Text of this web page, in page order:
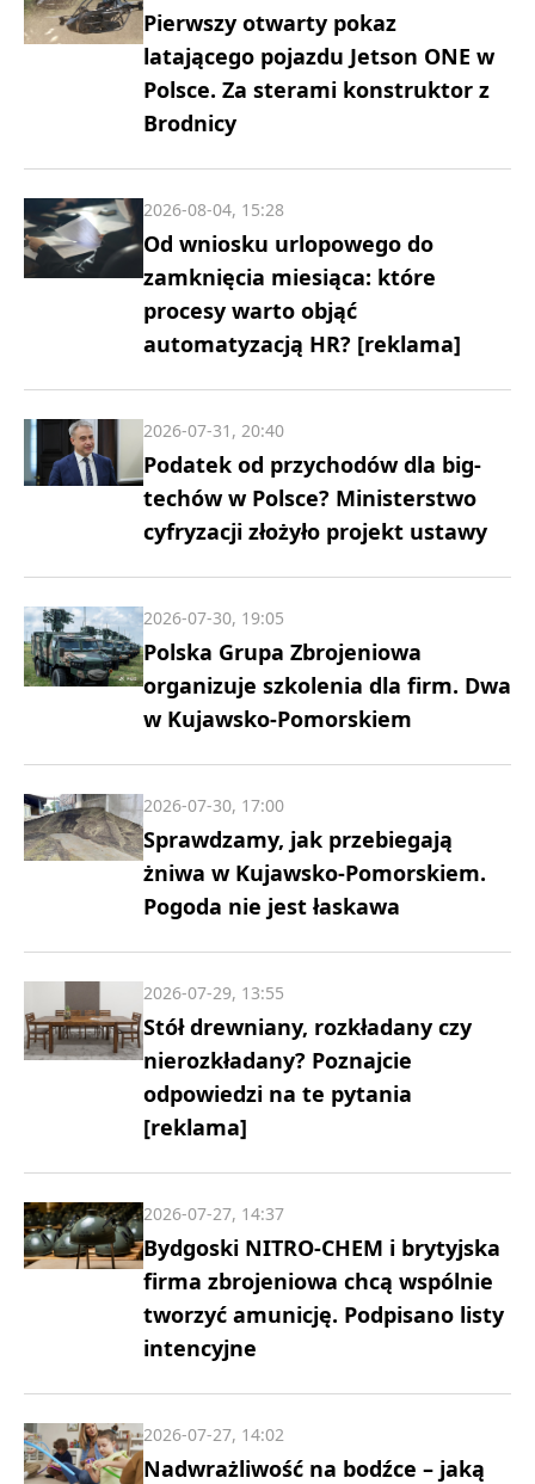
Pierwszy otwarty pokaz
latającego pojazdu Jetson ONE w
Polsce. Za sterami konstruktor z
Brodnicy
Od wniosku urlopowego do
zamknięcia miesiąca: które
procesy warto objąć
automatyzacją HR? [reklama]
2026-08-04, 15:28
Podatek od przychodów dla big-
techów w Polsce? Ministerstwo
cyfryzacji złożyło projekt ustawy
2026-07-31, 20:40
Polska Grupa Zbrojeniowa
organizuje szkolenia dla firm. Dwa
w Kujawsko-Pomorskiem
2026-07-30, 19:05
Sprawdzamy, jak przebiegają
żniwa w Kujawsko-Pomorskiem.
Pogoda nie jest łaskawa
2026-07-30, 17:00
Stół drewniany, rozkładany czy
nierozkładany? Poznajcie
odpowiedzi na te pytania
[reklama]
2026-07-29, 13:55
Bydgoski NITRO-CHEM i brytyjska
firma zbrojeniowa chcą wspólnie
tworzyć amunicję. Podpisano listy
intencyjne
2026-07-27, 14:37
Nadwrażliwość na bodźce – jaką
2026-07-27, 14:02